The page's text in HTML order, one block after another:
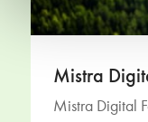
Mistra
Mistra Digital